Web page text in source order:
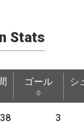
Stats
ゴール シ
3